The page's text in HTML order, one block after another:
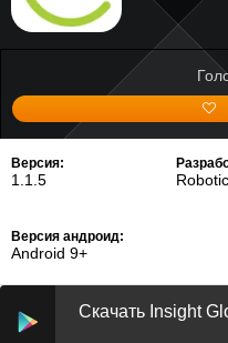
Версия:
1.1.5
Версия андроид:
Android 9+
Скачать Insight